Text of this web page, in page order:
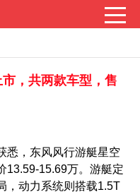
，共两款车型，售
，东风风行游艇星空
13.59-15.69万。游艇定
，动力系统则搭载1.5T